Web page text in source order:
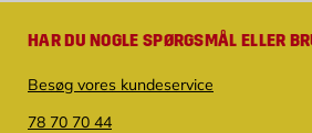
HAR DU NOGLE SPØRGSMÅL ELLER
Besøg vores kundeservice
78 70 70 44